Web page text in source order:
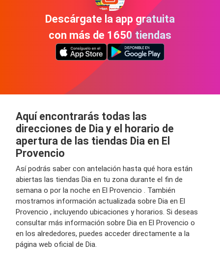
Descárgate la app gratuita
con más de 1650 tiendas
Aquí encontrarás todas las
direcciones de Dia y el horario de
apertura de las tiendas Dia en El
Provencio
Así podrás saber con antelación hasta qué hora están
abiertas las tiendas Dia en tu zona durante el fin de
semana o por la noche en El Provencio . También
mostramos información actualizada sobre Dia en El
Provencio , incluyendo ubicaciones y horarios. Si deseas
consultar más información sobre Dia en El Provencio o
en los alrededores, puedes acceder directamente a la
página web oficial de Dia.